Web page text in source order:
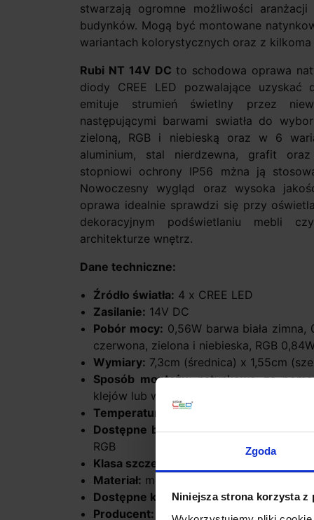
Zgoda
Niniejsza strona korzysta z
stwarzają ogromne możliwości
budynków. Mogą być montowane
wariantach kolorystycznych oraz z kilkoma
Rubi NT 14V DC to schodowa oprawa
diody CREE LED pozwalające uzyskać
emituje strumień świetlny przez
następującymi barwami swiatła do
zieloną, RGB i niebieską oraz w 6
aluminium, stal nierdzewna, grafit
stopniowi ochrony IP56 mżna ją
Nowoczesny wygląd oraz wysoka
oprawa idealnie sprawdzi się przy
dekoracyjnym podświetlaniu mebli
architekturze wnętrz.
Dane techniczne:
Źródło światła: 4 x CREE LED
Zasilanie: 14V DC
Pobór mocy: 0,56W barwa biała zimna,
czerwona, zielona i niebieska, RGB
Wymiary: 7,3cm (średnica) x 1,55cm
Sposób montażu:natynkowo za
klejów lub wkrętów montażowych
Temperatura barwy światła:
Dostępne barwy swiatła:biała ciepła,
RGB
Klasa szczelności:
Materiał: metal
Dostępne kolory:biała, czarna,
Producent: Zamel CET